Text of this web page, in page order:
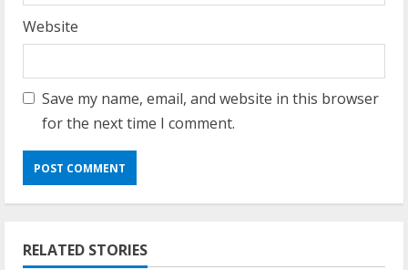
Website
Save my name, email, and website in this browser
for the next time I comment.
RELATED STORIES